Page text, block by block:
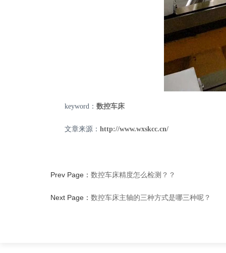
keyword： 数控车床
文章来源： http://www.wxskcc.cn/
Prev Page： 数控车床精度怎么检测？？
Next Page： 数控车床主轴的三种方式是哪三种呢？